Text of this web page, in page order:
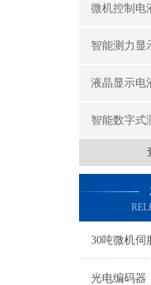
微机控制电
智能测力显
液晶显示电
智能数字式
光电编码器